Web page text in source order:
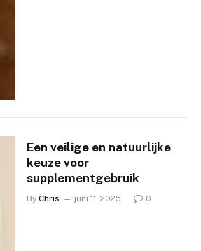
Een veilige en natuurlijke
keuze voor
supplementgebruik
By Chris juni 11, 2025 0